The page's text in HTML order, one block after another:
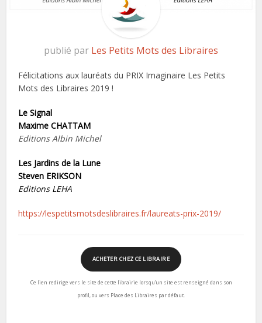
publié par Les Petits Mots des Libraires
Félicitations aux lauréats du PRIX Imaginaire Les Petits
Mots des Libraires 2019 !
Le Signal
Maxime CHATTAM
Editions Albin Michel
Les Jardins de la Lune
Steven ERIKSON
Editions LEHA
https://lespetitsmotsdeslibraires.fr/laureats-prix-2019/
ACHETER CHEZ CE LIBRAIRE
Ce lien redirige vers le site de cette librairie lorsqu’un site est renseigné dans son
profil, ou vers Place des Libraires par défaut.